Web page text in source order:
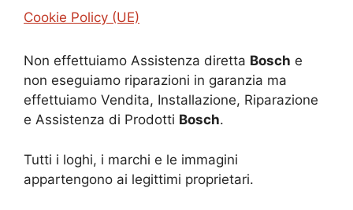
Cookie Policy (UE)
Non effettuiamo Assistenza diretta Bosch e
non eseguiamo riparazioni in garanzia ma
effettuiamo Vendita, Installazione, Riparazione
e Assistenza di Prodotti Bosch.
Tutti i loghi, i marchi e le immagini
appartengono ai legittimi proprietari.